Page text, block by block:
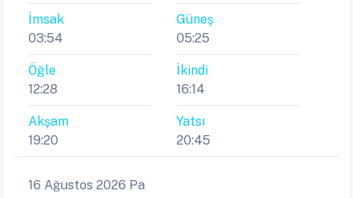
İmsak
03:54
Güneş
05:25
Öğle
12:28
İkindi
16:14
Akşam
19:20
Yatsı
20:45
16 Ağustos 2026 Pa